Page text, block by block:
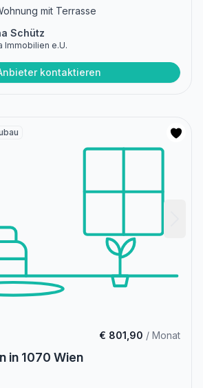
mit Terrasse
Schütz
Immobilien e.U.
kontaktieren
€ 801,90 / Monat
in 1070 Wien